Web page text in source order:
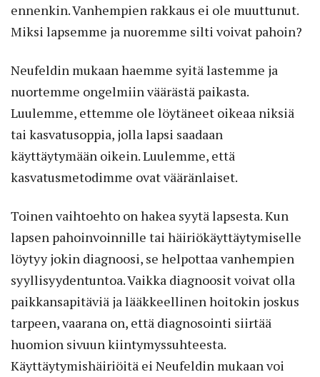
ennenkin. Vanhempien rakkaus ei ole muuttunut.
Miksi lapsemme ja nuoremme silti voivat pahoin?
Neufeldin mukaan haemme syitä lastemme ja
nuortemme ongelmiin väärästä paikasta.
Luulemme, ettemme ole löytäneet oikeaa niksiä
tai kasvatusoppia, jolla lapsi saadaan
käyttäytymään oikein. Luulemme, että
kasvatusmetodimme ovat vääränlaiset.
Toinen vaihtoehto on hakea syytä lapsesta. Kun
lapsen pahoinvoinnille tai häiriökäyttäytymiselle
löytyy jokin diagnoosi, se helpottaa vanhempien
syyllisyydentuntoa. Vaikka diagnoosit voivat olla
paikkansapitäviä ja lääkkeellinen hoitokin joskus
tarpeen, vaarana on, että diagnosointi siirtää
huomion sivuun kiintymyssuhteesta.
Käyttäytymishäiriöitä ei Neufeldin mukaan voi